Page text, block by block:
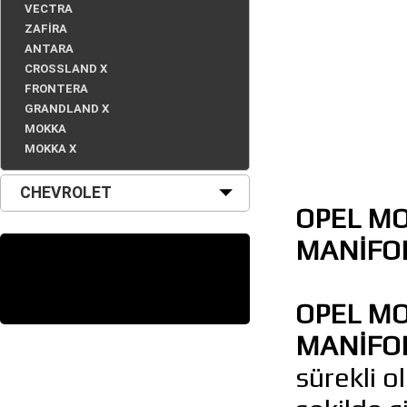
VECTRA
ZAFİRA
ANTARA
CROSSLAND X
FRONTERA
GRANDLAND X
MOKKA
MOKKA X
CHEVROLET
OPEL
OPEL
sürekli